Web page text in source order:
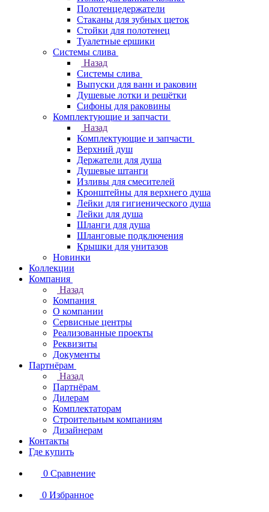
Полотенцедержатели
Стаканы для зубных щеток
Стойки для полотенец
Туалетные ершики
Системы слива
Назад
Системы слива
Выпуски для ванн и раковин
Душевые лотки и решётки
Сифоны для раковины
Комплектующие и запчасти
Назад
Комплектующие и запчасти
Верхний душ
Держатели для душа
Душевые штанги
Изливы для смесителей
Кронштейны для верхнего душа
Лейки для гигиенического душа
Лейки для душа
Шланги для душа
Шланговые подключения
Крышки для унитазов
Новинки
Коллекции
Компания
Назад
Компания
О компании
Сервисные центры
Реализованные проекты
Реквизиты
Документы
Партнёрам
Назад
Партнёрам
Дилерам
Комплектаторам
Строительным компаниям
Дизайнерам
Контакты
Где купить
0 Сравнение
0 Избранное